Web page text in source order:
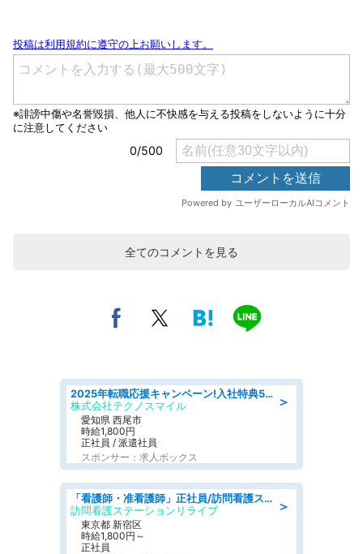
全てのコメントを見る
＞
2025年転職応援キャンペーン!入社特典58万円/デンソーで働こう!自動車工場で小型部品の検査業務 denso aichi
株式会社テクノスマイル
愛知県 西尾市
時給1,800円
正社員 / 派遣社員
スポンサー：求人ボックス
＞
「看護師・准看護師」正社員/訪問看護ステーション/正看護師
訪問看護ステーションリライブ
東京都 新宿区
時給1,800円～
正社員